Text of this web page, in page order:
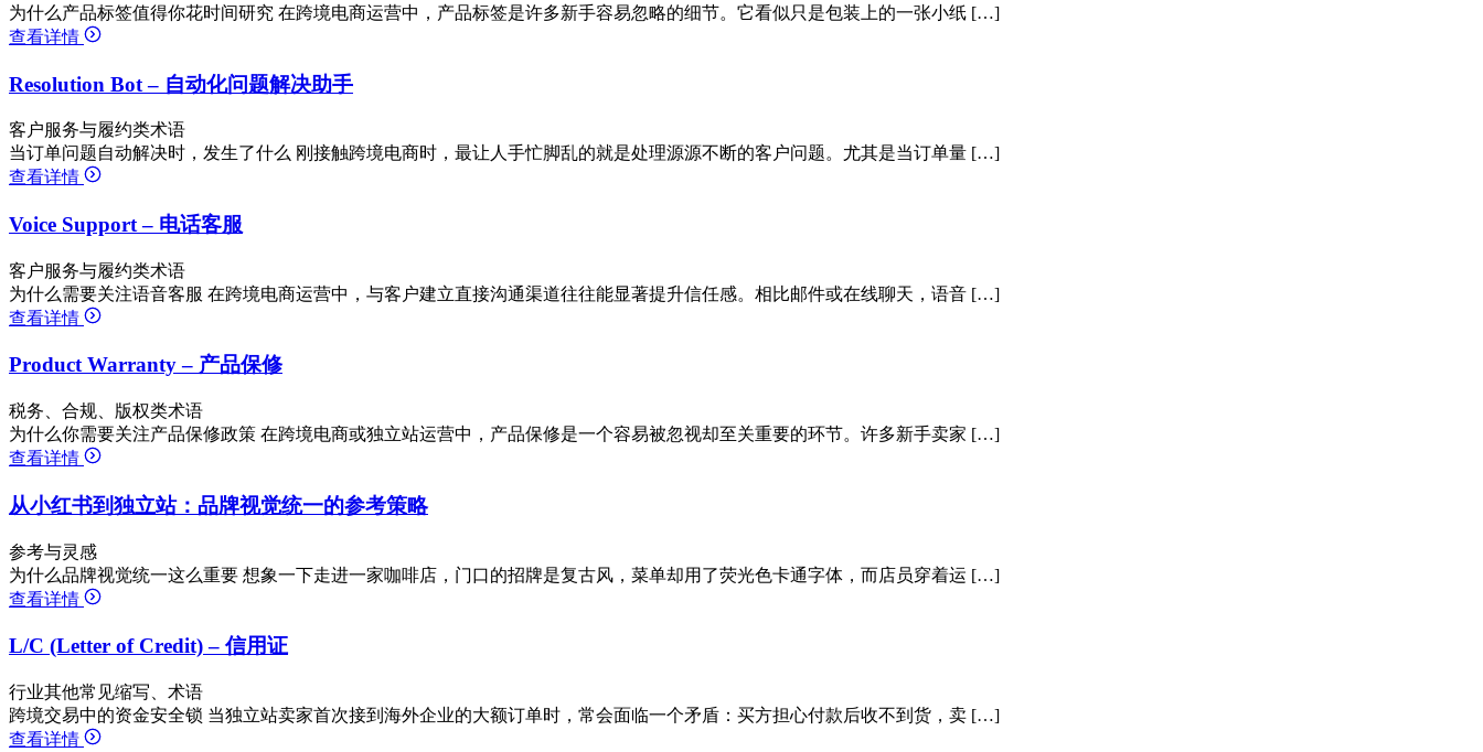
为什么产品标签值得你花时间研究 在跨境电商运营中，产品标签是许多新手容易忽略的细节。它看似只是包装上的一张小纸 […]
查看详情
Resolution Bot – 自动化问题解决助手
客户服务与履约类术语
当订单问题自动解决时，发生了什么 刚接触跨境电商时，最让人手忙脚乱的就是处理源源不断的客户问题。尤其是当订单量 […]
查看详情
Voice Support – 电话客服
客户服务与履约类术语
为什么需要关注语音客服 在跨境电商运营中，与客户建立直接沟通渠道往往能显著提升信任感。相比邮件或在线聊天，语音 […]
查看详情
Product Warranty – 产品保修
税务、合规、版权类术语
为什么你需要关注产品保修政策 在跨境电商或独立站运营中，产品保修是一个容易被忽视却至关重要的环节。许多新手卖家 […]
查看详情
从小红书到独立站：品牌视觉统一的参考策略
参考与灵感
为什么品牌视觉统一这么重要 想象一下走进一家咖啡店，门口的招牌是复古风，菜单却用了荧光色卡通字体，而店员穿着运 […]
查看详情
L/C (Letter of Credit) – 信用证
行业其他常见缩写、术语
跨境交易中的资金安全锁 当独立站卖家首次接到海外企业的大额订单时，常会面临一个矛盾：买方担心付款后收不到货，卖 […]
查看详情